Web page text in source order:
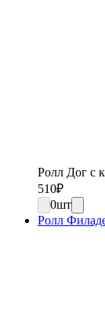
Ролл Дог с
510₽
0шт
Ролл